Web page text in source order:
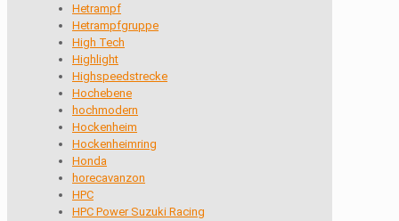
Hetrampf
Hetrampfgruppe
High Tech
Highlight
Highspeedstrecke
Hochebene
hochmodern
Hockenheim
Hockenheimring
Honda
horecavanzon
HPC
HPC Power Suzuki Racing